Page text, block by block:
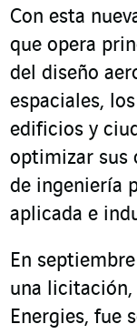
Con esta
que opera
del diseño
espaciales,
edificios y
optimizar sus
de ingeniería
aplicada e
En
una licitación,
Energies, fue